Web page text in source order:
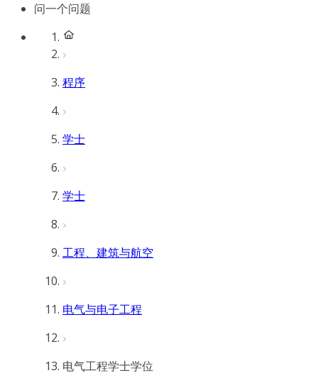
问一个问题
程序
学士
学士
工程、建筑与航空
电气与电子工程
电气工程学士学位